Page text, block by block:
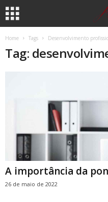
Home Tags Desenvolvimento
Tag:
A importância da
26 de maio de 2022